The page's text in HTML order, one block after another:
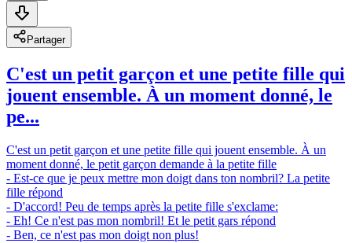
Partager
C'est un petit garçon et une petite fille qui
jouent ensemble. À un moment donné, le
pe...
C'est un petit garçon et une petite fille qui jouent ensemble. À un
moment donné, le petit garçon demande à la petite fille
- Est-ce que je peux mettre mon doigt dans ton nombril? La petite
fille répond
- D'accord! Peu de temps après la petite fille s'exclame:
- Eh! Ce n'est pas mon nombril! Et le petit gars répond
- Ben, ce n'est pas mon doigt non plus!